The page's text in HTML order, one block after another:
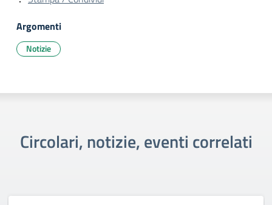
Argomenti
Notizie
Circolari, notizie, eventi correlati